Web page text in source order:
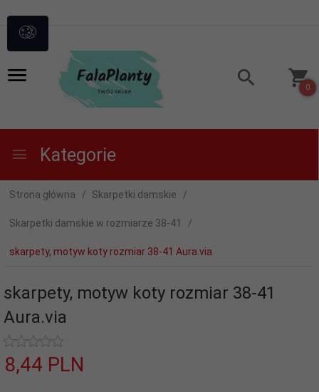
0
Kategorie
Strona główna Skarpetki damskie
Skarpetki damskie w rozmiarze 38-41
skarpety, motyw koty rozmiar 38-41 Aura.via
skarpety, motyw koty rozmiar 38-41
Aura.via
8,44 PLN